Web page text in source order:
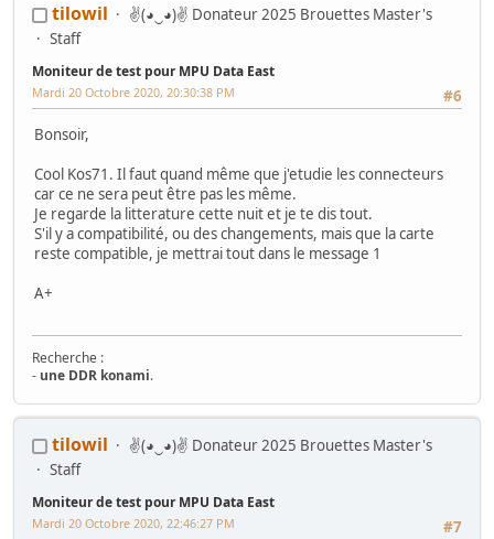
command , cocktail "taito", cocktail space trek,cocktail
galaxian,cocktail DE deco,cocktail SI., twin sega rally, OUT RUN,cockpit
OT turbo, Virtua cop, Euro 40, astro city Blast city,mvs4u,namco
exceleena red,madonna,aerocityx2,sega city ,bandido et afterburner
dx;
tilowil
✌(◕‿◕)✌ Donateur 2025 Brouettes Master's
Staff
Moniteur de test pour MPU Data East
#6
Mardi 20 Octobre 2020, 20:30:38 PM
Bonsoir,
Cool Kos71. Il faut quand même que j'etudie les connecteurs
car ce ne sera peut être pas les même.
Je regarde la litterature cette nuit et je te dis tout.
S'il y a compatibilité, ou des changements, mais que la carte
reste compatible, je mettrai tout dans le message 1
A+
Recherche :
- une DDR konami.
Arcade:Ma première borne JAMMA from scratch-Twin FourTrax
Namco/Atari
Noel 2014 (Wip Humanitaire)
Flippers:Gottlieb Magnotron ,Bally Freedom
Gottlieb Genesis ,Data East Time Machine
Jackpot: Bally Golden Continental
tilowil
✌(◕‿◕)✌ Donateur 2025 Brouettes Master's
Staff
Moniteur de test pour MPU Data East
#7
Mardi 20 Octobre 2020, 22:46:27 PM